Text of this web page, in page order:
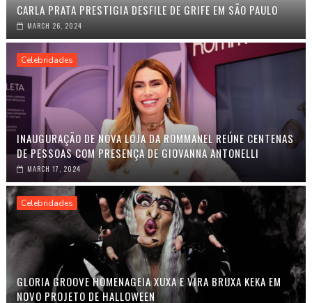
CARLA PRATA PRESTIGIA DESFILE DE GRIFE EM SÃO PAULO
MARCH 26, 2024
Celebridades
INAUGURAÇÃO DE NOVA LOJA DA ROMMANEL REÚNE CENTENAS
DE PESSOAS COM PRESENÇA DE GIOVANNA ANTONELLI
MARCH 17, 2024
Celebridades
GLORIA GROOVE HOMENAGEIA XUXA E VIRA BRUXA KEKA EM
NOVO PROJETO DE HALLOWEEN